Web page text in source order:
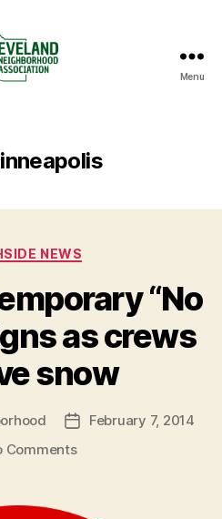
Menu
Categories
NEWS
“No
as crews
snow
PostFebruary 7, 2014
Commentson